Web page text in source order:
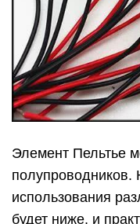
Элемент Пельтье
использования
будет ниже, и